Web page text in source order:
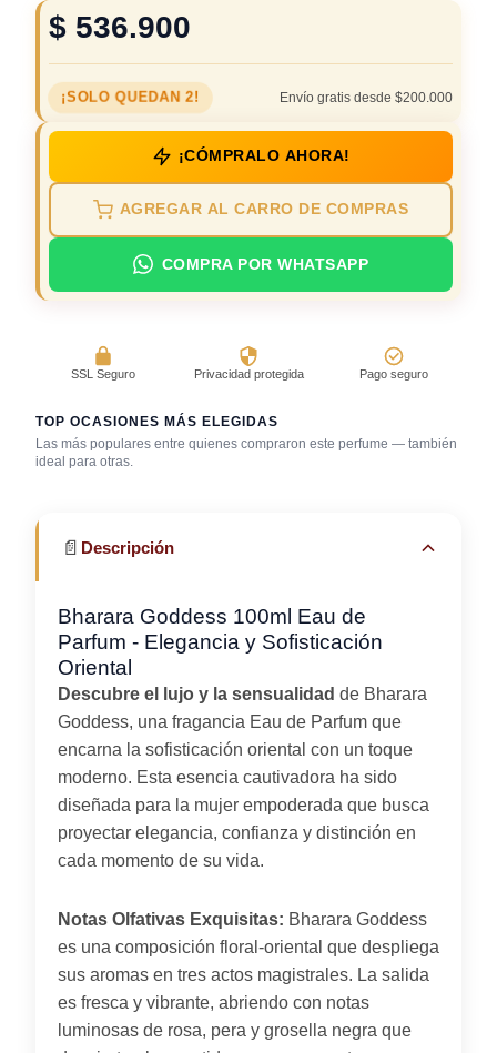
$ 536.900
¡SOLO QUEDAN 2! Envío gratis desde $200.000
¡CÓMPRALO AHORA!
AGREGAR AL CARRO DE COMPRAS
COMPRA POR WHATSAPP
SSL Seguro Privacidad protegida Pago seguro
TOP OCASIONES MÁS ELEGIDAS
Las más populares entre quienes compraron este perfume — también
ideal para otras.
Primera cita
Salida casual de
📄 Descripción
Bharara Goddess 100ml Eau de
Parfum - Elegancia y Sofisticación
Oriental
Descubre el lujo y la sensualidad de Bharara
Goddess, una fragancia Eau de Parfum que
encarna la sofisticación oriental con un toque
moderno. Esta esencia cautivadora ha sido
diseñada para la mujer empoderada que busca
proyectar elegancia, confianza y distinción en
cada momento de su vida.
Notas Olfativas Exquisitas: Bharara Goddess
es una composición floral-oriental que despliega
sus aromas en tres actos magistrales. La salida
es fresca y vibrante, abriendo con notas
luminosas de rosa, pera y grosella negra que